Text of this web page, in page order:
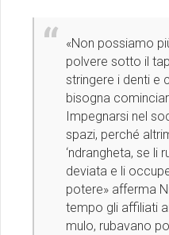
«Non possiamo
polvere sotto il
stringere i denti e
bisogna
Impegnarsi nel
spazi, perché
‘ndrangheta, se li
deviata e li
potere» afferma
tempo gli affiliati
mulo, rubavano